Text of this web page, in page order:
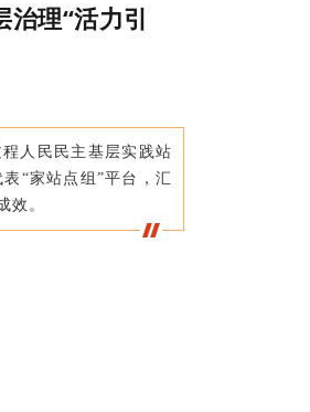
理“活力引
人民民主基层实践站
“家站点组”平台，汇
效。